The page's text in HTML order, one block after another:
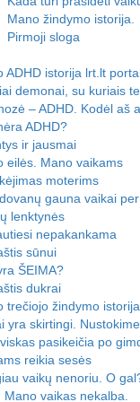
Mano žindymo istorija.
Pirmoji sloga
ADHD istorija lrt.lt
demonai, su kuriais
– ADHD. Kodėl aš
ADHD?
ir jausmai
eilės. Mano vaikams
moterims
gauna vaikai
lenktynės
nepakankama
sūnui
ŠEIMA?
dukrai
trečiojo žindymo istorija
yra skirtingi.
pasikeičia po
reikia sesės
vaikų nenoriu. O
Mano vaikas nekalba.